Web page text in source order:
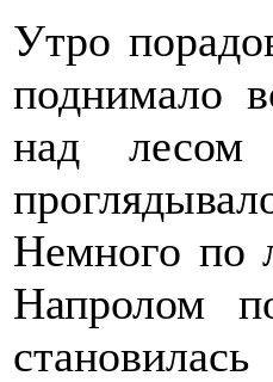
Утро
поднимало
над лесом
Немного по
Напролом